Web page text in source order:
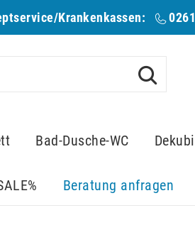
Krankenkassen:
Bad-Dusche-WC
Beratung anfragen